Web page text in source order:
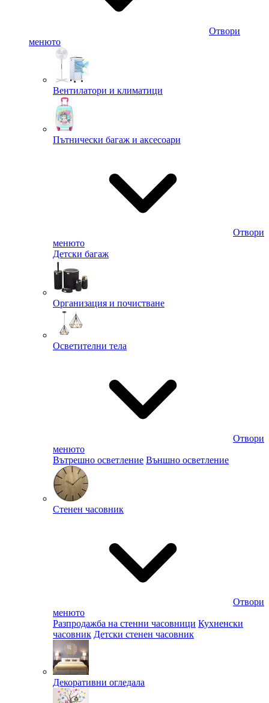
Отвори
менюто
Вентилатори и климатици
Пътнически багаж и аксесоари
Отвори
менюто
Детски багаж
Организация и почистване
Осветителни тела
Отвори
менюто
Вътрешно осветление Външно осветление
Стенен часовник
Отвори
менюто
Разпродажба на стенни часовници Кухненски
часовник Детски стенен часовник
Декоративни огледала